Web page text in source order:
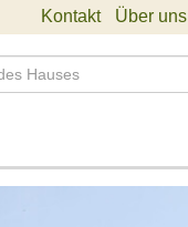
Kontakt Über uns